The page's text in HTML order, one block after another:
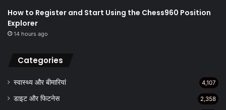
How to Register and Start Using the Chess960 Position
Explorer
14 hours ago
Categories
स्वास्थ्य और बीमारियां 4,107
डाइट और फिटनेस 2,358